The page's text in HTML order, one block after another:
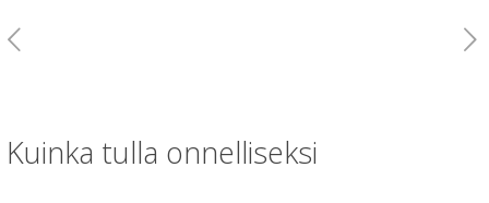
Kuinka tulla onnelliseksi